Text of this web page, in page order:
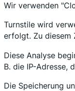
Wir verwenden
Turnstile wird
erfolgt. Zu diesem
Diese Analyse
B. die IP-Adresse,
Die Speicherung